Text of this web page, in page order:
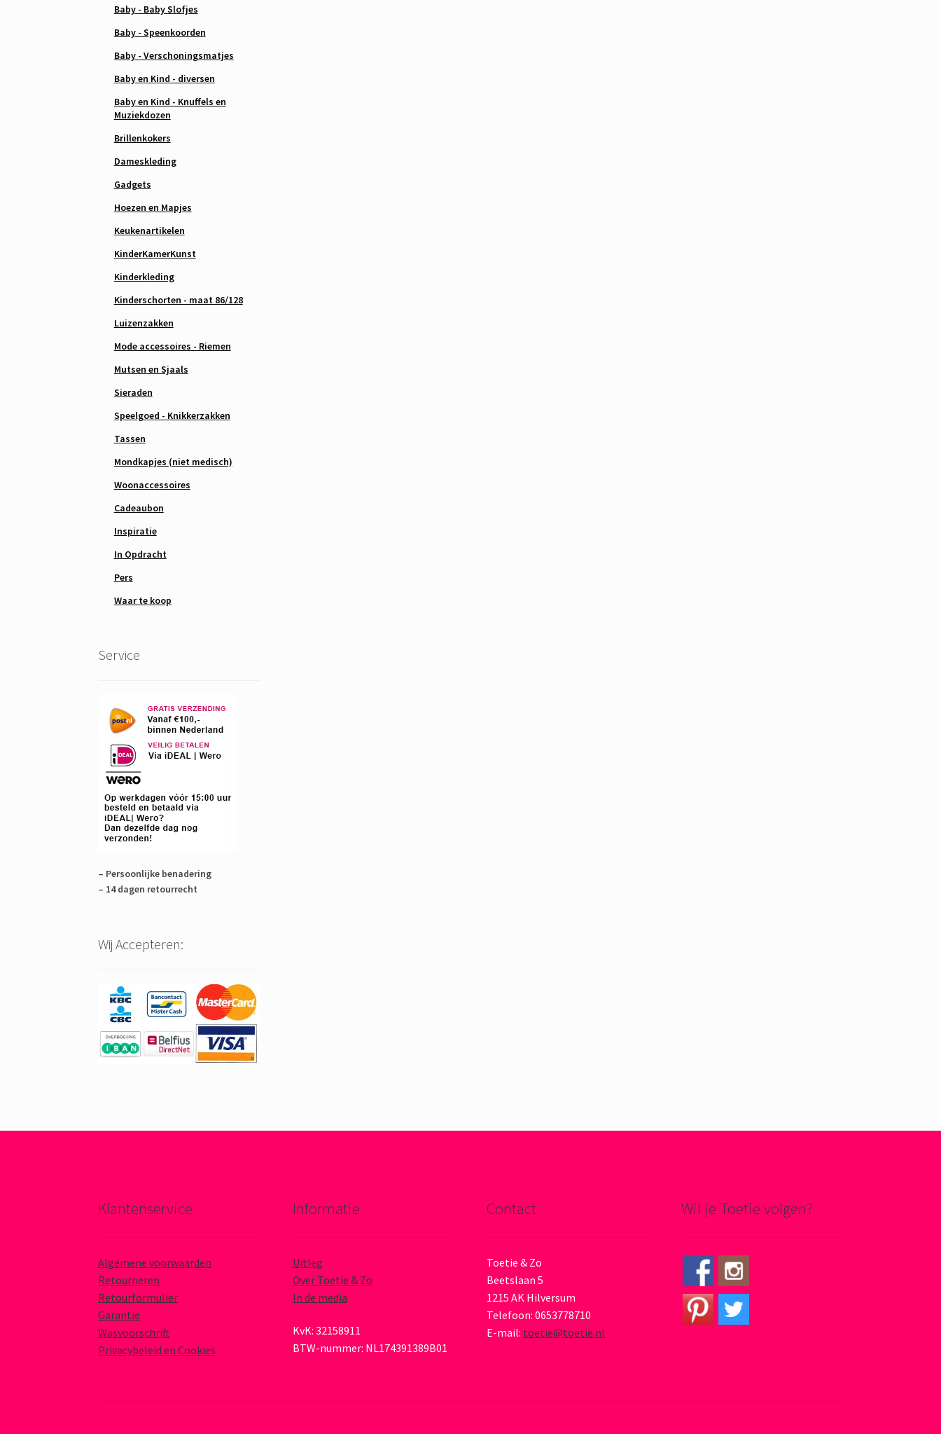
Baby - Baby Slofjes
Baby - Speenkoorden
Baby - Verschoningsmatjes
Baby en Kind - diversen
Baby en Kind - Knuffels en
Muziekdozen
Brillenkokers
Dameskleding
Gadgets
Hoezen en Mapjes
Keukenartikelen
KinderKamerKunst
Kinderkleding
Kinderschorten - maat 86/128
Luizenzakken
Mode accessoires - Riemen
Mutsen en Sjaals
Sieraden
Speelgoed - Knikkerzakken
Tassen
Mondkapjes (niet medisch)
Woonaccessoires
Cadeaubon
Inspiratie
In Opdracht
Pers
Waar te koop
Service
– Persoonlijke benadering
– 14 dagen retourrecht
Wij Accepteren:
Klantenservice
Algemene voorwaarden
Retourneren
Retourformulier
Garantie
Wasvoorschrift
Privacybeleid en Cookies
Informatie
Uitleg
Over Toetie & Zo
In de media
KvK: 32158911
BTW-nummer: NL174391389B01
Contact
Toetie & Zo
Beetslaan 5
1215 AK Hilversum
Telefoon: 0653778710
E-mail: toetie@toetie.nl
Wil je Toetie volgen?